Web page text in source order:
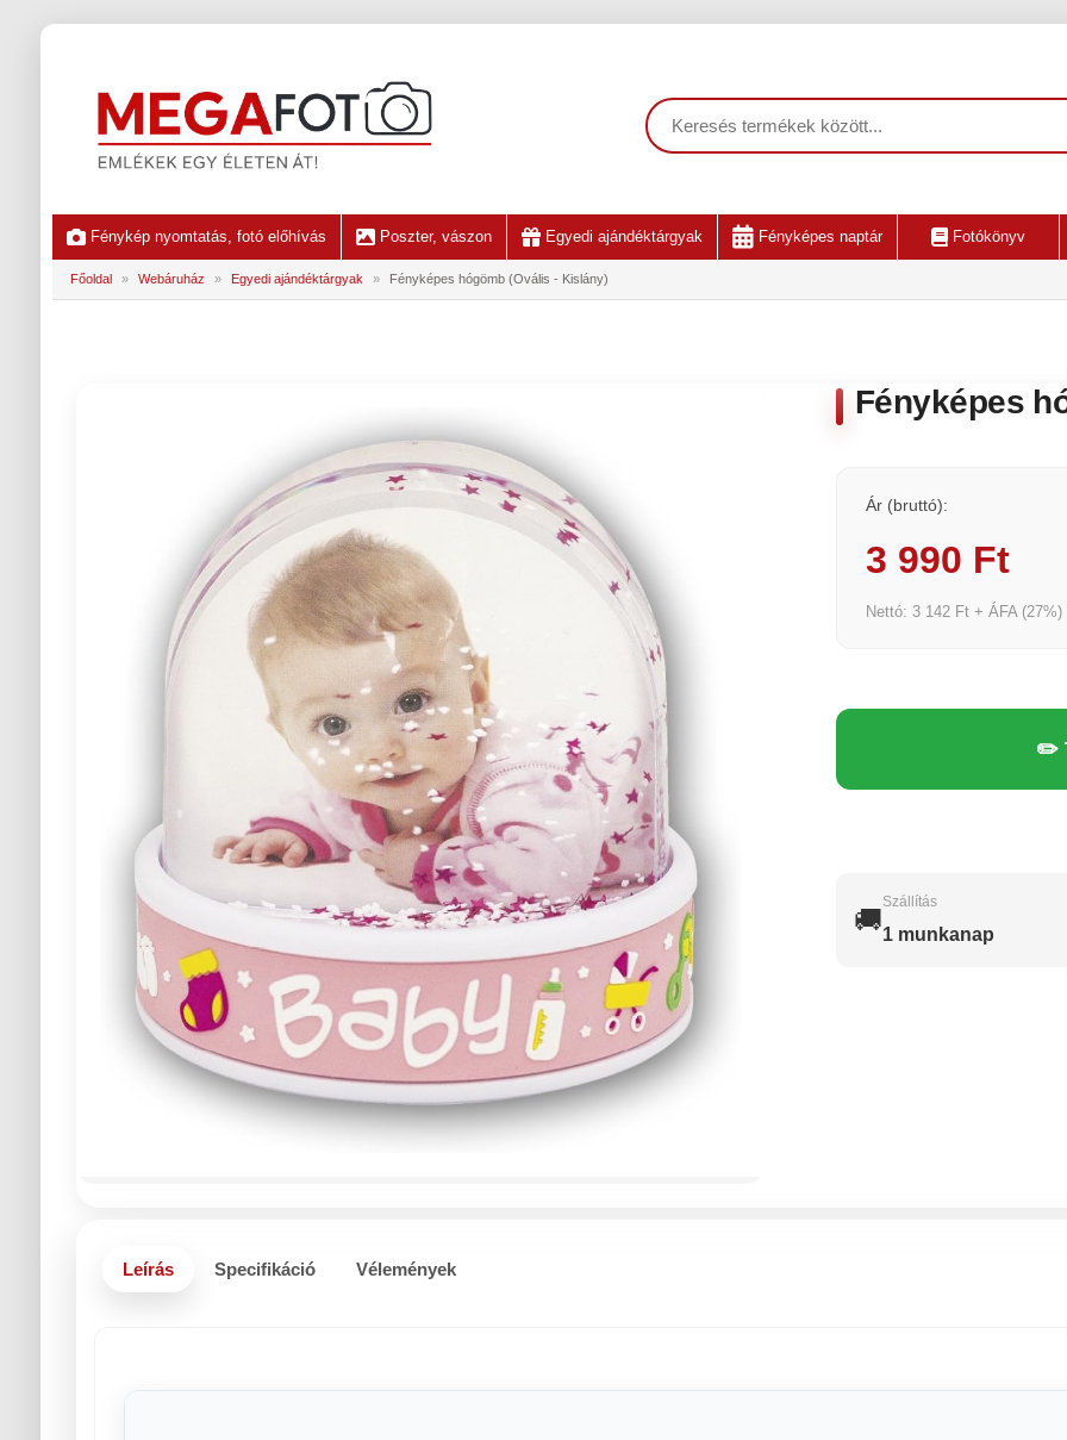
Fénykép nyomtatás, fotó előhívás Poszter, vászon Egyedi ajándéktárgyak Fényképes naptár Fotókönyv
Főoldal » Webáruház » Egyedi ajándéktárgyak » Fényképes hógömb (Ovális - Kislány)
Fényképes
Ár (bruttó):
3 990 Ft
Nettó: 3 142 Ft + ÁFA (27%)
✏️
🚚
Szállítás
1 munkanap
Leírás Specifikáció Vélemények